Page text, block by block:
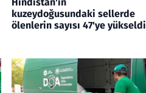
kuzeydoğusundaki sellerde
ölenlerin sayısı 47'ye yükseldi